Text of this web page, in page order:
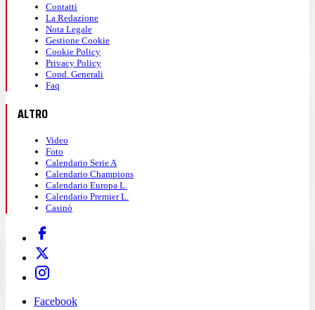
Contatti
La Redazione
Nota Legale
Gestione Cookie
Cookie Policy
Privacy Policy
Cond. Generali
Faq
ALTRO
Video
Foto
Calendario Serie A
Calendario Champions
Calendario Europa L.
Calendario Premier L.
Casinò
Facebook